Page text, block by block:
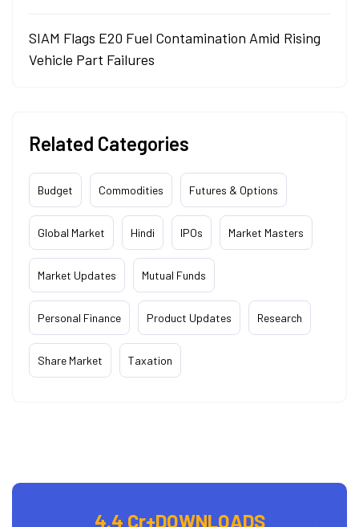
SIAM Flags E20 Fuel Contamination Amid Rising
Vehicle Part Failures
Related Categories
Budget Commodities Futures & Options
Global Market Hindi IPOs Market Masters
Market Updates Mutual Funds
Personal Finance Product Updates Research
Share Market Taxation
4.4 Cr+DOWNLOADS